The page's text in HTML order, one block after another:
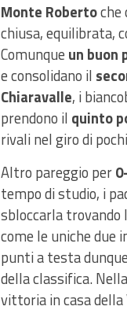
Monte Robertoche
chiusa, equilibrata,
Comunque un buon
e consolidano il
Chiaravalle, i
prendono il quinto
rivali nel giro di
Altro pareggio per
tempo di studio, i
sbloccarla
come le uniche
punti a testa
della classifica.
vittoria in casa della